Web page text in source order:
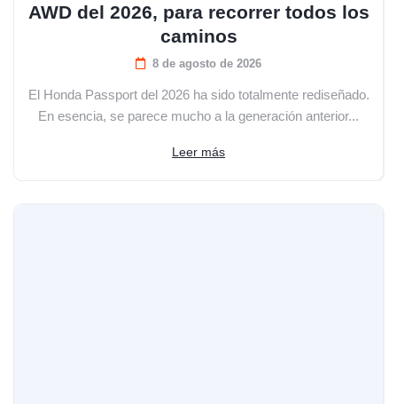
AWD del 2026, para recorrer todos los
caminos
8 de agosto de 2026
El Honda Passport del 2026 ha sido totalmente rediseñado.
En esencia, se parece mucho a la generación anterior...
Leer más